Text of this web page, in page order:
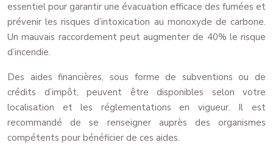
essentiel pour garantir une évacuation efficace des fumées et
prévenir les risques d’intoxication au monoxyde de carbone.
Un mauvais raccordement peut augmenter de 40% le risque
d’incendie.
Des aides financières, sous forme de subventions ou de
crédits d’impôt, peuvent être disponibles selon votre
localisation et les réglementations en vigueur. Il est
recommandé de se renseigner auprès des organismes
compétents pour bénéficier de ces aides.